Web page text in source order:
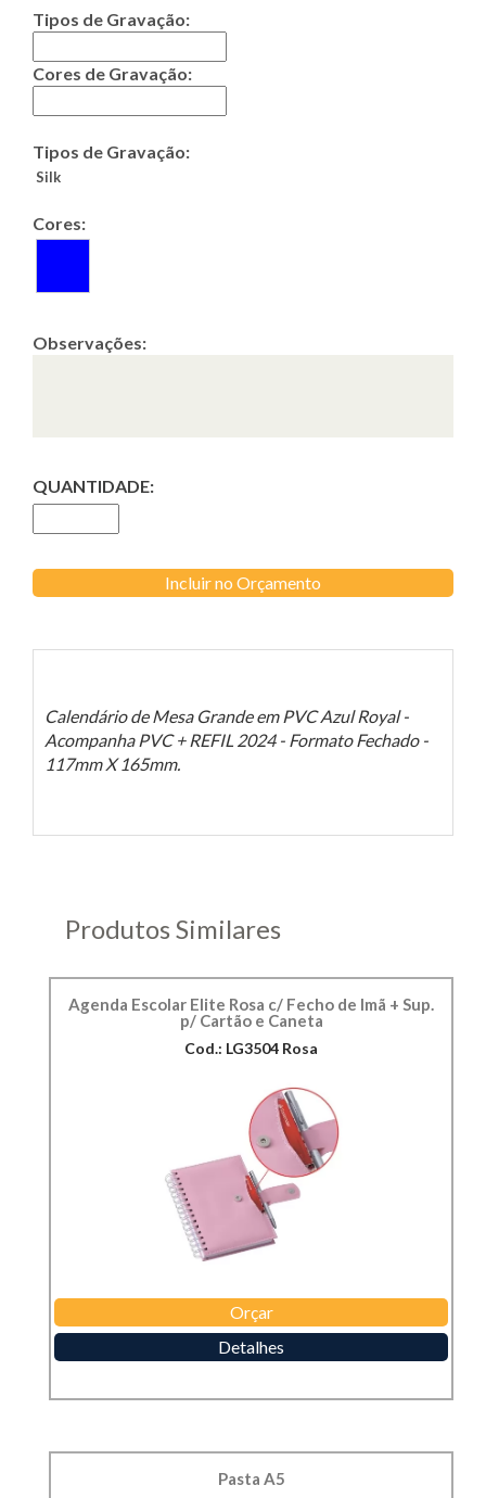
Tipos de Gravação:
Cores de Gravação:
Tipos de Gravação:
Silk
Cores:
Observações:
QUANTIDADE:
Incluir no Orçamento
Calendário de Mesa Grande em PVC Azul Royal -
Acompanha PVC + REFIL 2024 - Formato Fechado -
117mm X 165mm.
Produtos Similares
Agenda Escolar Elite Rosa c/ Fecho de Imã + Sup.
p/ Cartão e Caneta
Cod.: LG3504 Rosa
Orçar
Detalhes
Pasta A5